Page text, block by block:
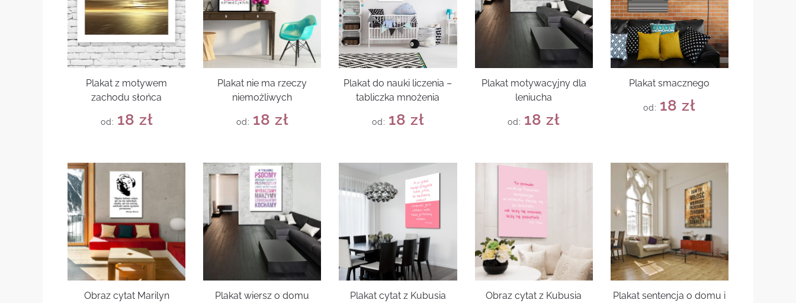
Plakat z motywem
zachodu słońca
od: 18 zł
Plakat nie ma rzeczy
niemożliwych
od: 18 zł
Plakat do nauki liczenia –
tabliczka mnożenia
od: 18 zł
Plakat motywacyjny dla
leniucha
od: 18zł
Plakat smacznego
od: 18zł
Obraz cytat Marilyn
Plakat wiersz o domu
Plakat cytat z Kubusia
Obraz cytat z Kubusia
Plakat sentencja o domu i